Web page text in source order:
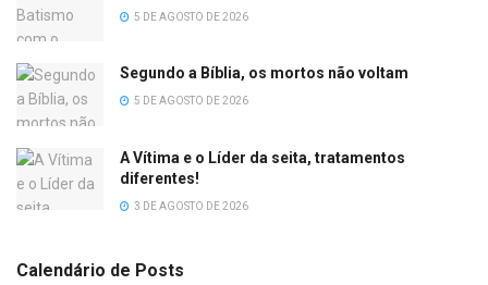
5 DE AGOSTO DE 2026
Segundo a Bíblia, os mortos não voltam
5 DE AGOSTO DE 2026
A Vítima e o Líder da seita, tratamentos
diferentes!
3 DE AGOSTO DE 2026
Calendário de Posts